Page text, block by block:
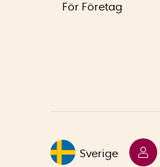
För Företag
Sverige